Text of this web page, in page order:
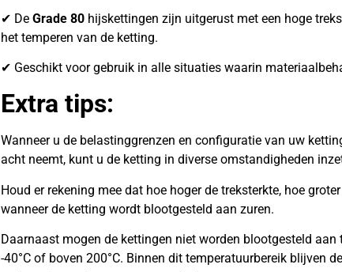
✔ De Grade 80 hijskettingen zijn uitgerust met een hoge
het temperen van de ketting.
✔ Geschikt voor gebruik in alle situaties waarin
Extra tips:
Wanneer u de belastinggrenzen en configuratie van uw
acht neemt, kunt u de ketting in diverse omstandigheden
Houd er rekening mee dat hoe hoger de treksterkte, hoe
wanneer de ketting wordt blootgesteld aan zuren.
Daarnaast mogen de kettingen niet worden blootgesteld aan
-40°C of boven 200°C. Binnen dit temperatuurbereik blijven